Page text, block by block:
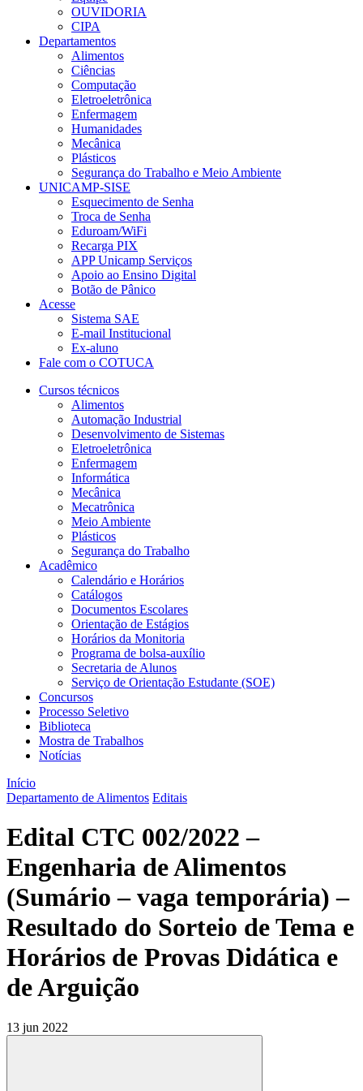
OUVIDORIA
CIPA
Departamentos
Alimentos
Ciências
Computação
Eletroeletrônica
Enfermagem
Humanidades
Mecânica
Plásticos
Segurança do Trabalho e Meio Ambiente
UNICAMP-SISE
Esquecimento de Senha
Troca de Senha
Eduroam/WiFi
Recarga PIX
APP Unicamp Serviços
Apoio ao Ensino Digital
Botão de Pânico
Acesse
Sistema SAE
E-mail Institucional
Ex-aluno
Fale com o COTUCA
Cursos técnicos
Alimentos
Automação Industrial
Desenvolvimento de Sistemas
Eletroeletrônica
Enfermagem
Informática
Mecânica
Mecatrônica
Meio Ambiente
Plásticos
Segurança do Trabalho
Acadêmico
Calendário e Horários
Catálogos
Documentos Escolares
Orientação de Estágios
Horários da Monitoria
Programa de bolsa-auxílio
Secretaria de Alunos
Serviço de Orientação Estudante (SOE)
Concursos
Processo Seletivo
Biblioteca
Mostra de Trabalhos
Notícias
Início
Departamento de Alimentos Editais
Edital CTC 002/2022 –
Engenharia de Alimentos
(Sumário – vaga temporária) –
Resultado do Sorteio de Tema e
Horários de Provas Didática e
de Arguição
13 jun 2022